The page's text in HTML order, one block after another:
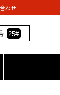
わせ
25#